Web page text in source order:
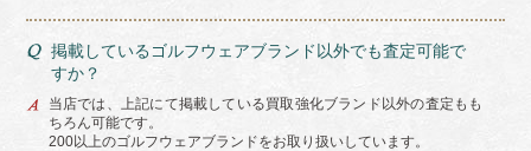
掲載しているゴルフウェアブランド以外でも査定可能で
すか？
当店では、上記にて掲載している買取強化ブランド以外の査定もも
ちろん可能です。
200以上のゴルフウェアブランドをお取り扱いしています。